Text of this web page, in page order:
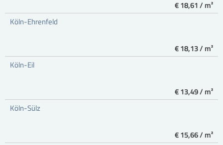
€ 18,61 / m²
Köln-Ehrenfeld
€ 18,13 / m²
Köln-Eil
€ 13,49 / m²
Köln-Sülz
€ 15,66 / m²